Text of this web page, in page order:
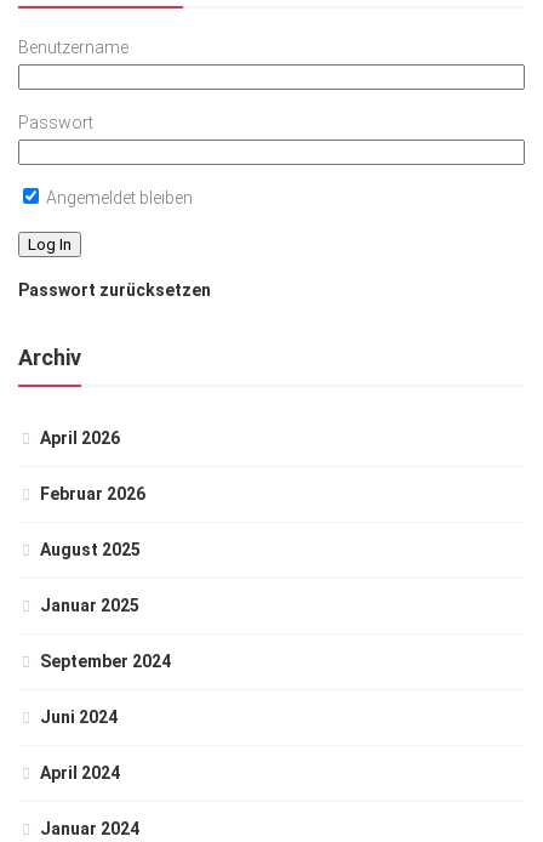
Benutzername
Passwort
Angemeldet bleiben
Passwort zurücksetzen
Archiv
April 2026
Februar 2026
August 2025
Januar 2025
September 2024
Juni 2024
April 2024
Januar 2024